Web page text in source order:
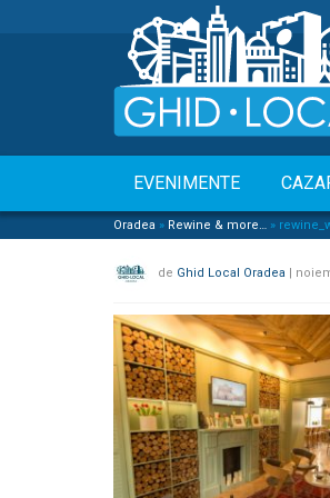
EVENIMENTE
Oradea » Rewine & more… »
de Ghid Local Oradea |